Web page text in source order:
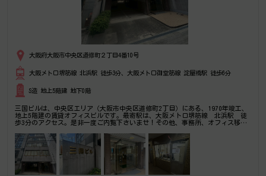
大阪府大阪市中央区道修町２丁目4番10号
大阪メトロ堺筋線 北浜駅 徒歩3分、大阪メトロ御堂筋線 淀屋橋駅 徒歩6分
S造 地上5階建 地下0階
三国ビルは、中央区エリア（大阪市中央区道修町2丁目）にある、1970年竣工、
地上5階建の賃貸オフィスビルです。最寄駅は、大阪メトロ堺筋線 北浜駅 徒
歩3分のアクセス。是非一度ご内覧下さいませ！その他、事務所、オフィス移転